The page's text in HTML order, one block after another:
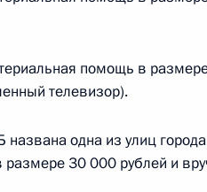
в Чеченской Республике
помощь в
телевизор).
одна из улиц
30 000 рублей и